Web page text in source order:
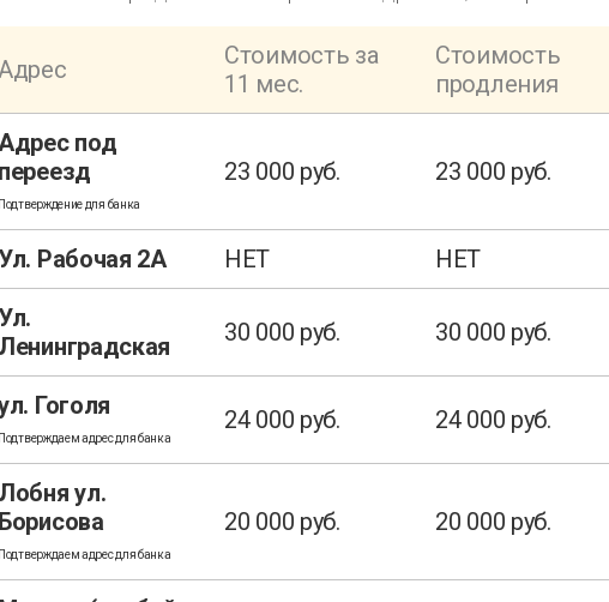
Адрес
Стоимость за
11 мес.
Стоимость
продления
под
переезд
Подтверждение для банка
23 000 руб. 23 000 руб.
Ул. Рабочая 2А НЕТ НЕТ
Ул.
Ленинградская
30 000 руб. 30 000 руб.
Гоголя
Подтверждаем адрес для банка
24 000 руб. 24 000 руб.
Лобня ул.
Борисова
Подтверждаем адрес для банка
20 000 руб. 20 000 руб.